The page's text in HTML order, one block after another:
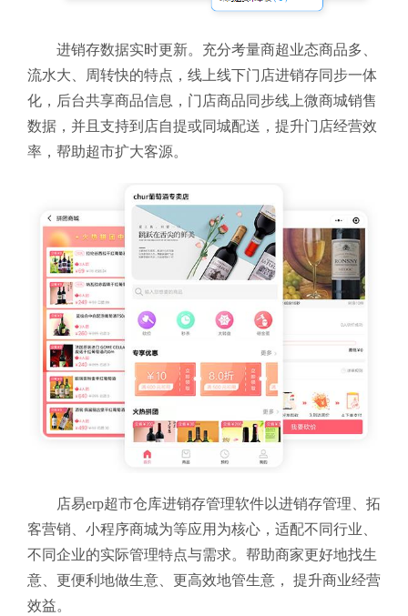
进销存数据实时更新。充分考量商超业态商品多、
流水大、周转快的特点，线上线下门店进销存同步一体
化，后台共享商品信息，门店商品同步线上微商城销售
数据，并且支持到店自提或同城配送，提升门店经营效
率，帮助超市扩大客源。
店易erp超市仓库进销存管理软件以进销存管理、拓
客营销、小程序商城为等应用为核心，适配不同行业、
不同企业的实际管理特点与需求。帮助商家更好地找生
意、更便利地做生意、更高效地管生意， 提升商业经营
效益。